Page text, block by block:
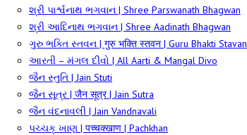
શ્રી પાર્શ્વનાથ ભગવાન | Shree Parswanath Bhagwan
શ્રી આદિનાથ ભગવાન | Shree Aadinath Bhagwan
ગુરુ ભક્તિ સ્તવન | गुरु भक्ति स्तवन | Guru Bhakti Stavan
આરતી – મંગલ દીવો | All Aarti & Mangal Divo
જૈન સ્તુતિ | Jain Stuti
જૈન સૂત્ર | जैन सूत्र | Jain Sutra
જૈન વંદનાવલી | Jain Vandnavali
પચ્ચક્ ખાણ | पच्चक्खाण | Pachkhan